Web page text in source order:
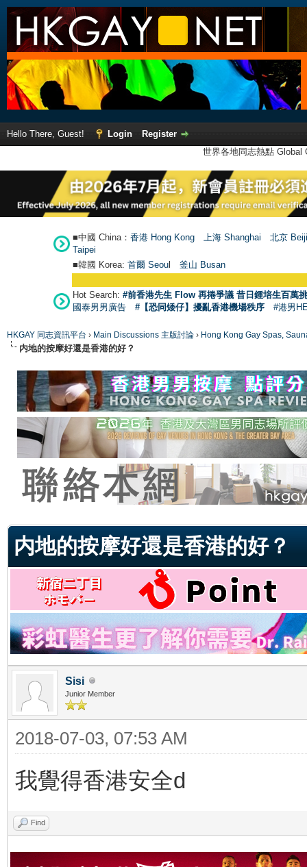
Hello There, Guest! Login
Register
世界各地同志熱點
■中國 China： 香港 Hong Kong 上海 Shanghai
北京
Taipei
■韓國 Korea: 首爾 Seoul 釜山 Busan
Hot Search: #前香港先生 Flow 再捲爭議 昔日鍾培生百萬
國泰男男廣告
#【恐同矮仔】擾亂香港機場秩序 #港男
HKGAY 同志資訊平台 › Main Discussions 主版討論 › Hong Kong Gay Spas,
内地的按摩好還是香港的好？
内地的按摩好還是香港的好？
Sisi
Junior Member
2018-07-03, 07:53 AM
我覺得香港安全d
Find